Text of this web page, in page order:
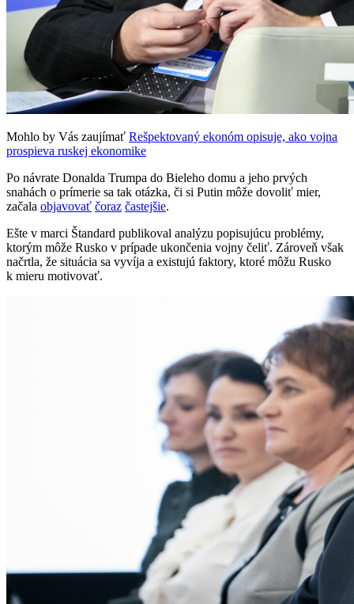
Mohlo by Vás zaujímať Rešpektovaný ekonóm opisuje, ako vojna
prospieva ruskej ekonomike
Po návrate Donalda Trumpa do Bieleho domu a jeho prvých
snahách o prímerie sa tak otázka, či si Putin môže dovoliť mier,
začala objavovať čoraz častejšie.
Ešte v marci Štandard publikoval analýzu popisujúcu problémy,
ktorým môže Rusko v prípade ukončenia vojny čeliť. Zároveň však
načrtla, že situácia sa vyvíja a existujú faktory, ktoré môžu Rusko
k mieru motivovať.